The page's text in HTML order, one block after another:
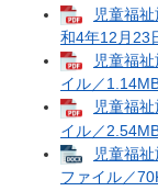
児童福
和4年12月23
児童福
イル／
児童福
イル／
児童福
ファイル／